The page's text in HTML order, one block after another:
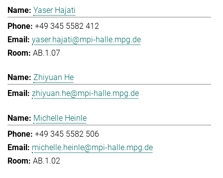
Yaser Hajati
+49 345 5582 412
yaser.hajati@mpi-halle.mpg.de
AB.1.07
Zhiyuan He
zhiyuan.he@mpi-halle.mpg.de
Michelle Heinle
+49 345 5582 506
michelle.heinle@mpi-halle.mpg.de
AB.1.02